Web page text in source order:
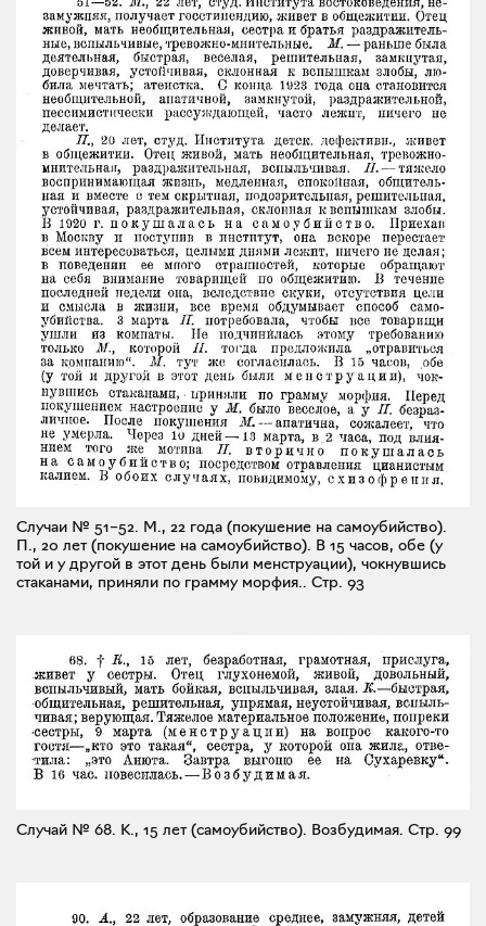
Случаи № 51–52. М., 22 года (покушение на самоубийство).
П., 20 лет (покушение на самоубийство). В 15 часов, обе (у
той и у другой в этот день были менструации), чокнувшись
стаканами, приняли по грамму морфия.. Стр. 93
Случай № 68. К., 15 лет (самоубийство). Возбудимая. Стр. 99